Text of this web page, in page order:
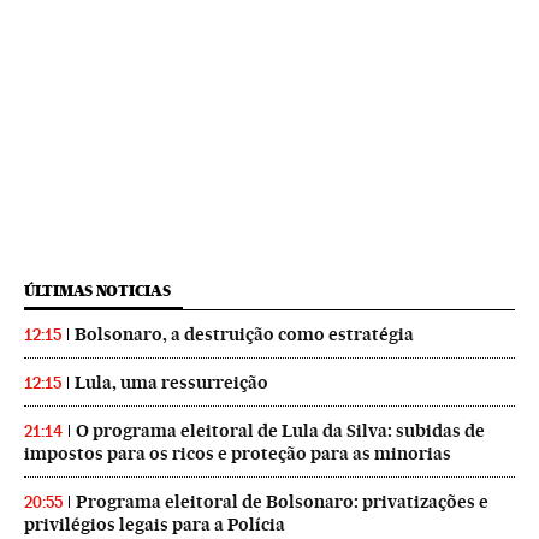
ÚLTIMAS NOTICIAS
12:15 Bolsonaro, a destruição como estratégia
12:15 Lula, uma ressurreição
21:14
O programa eleitoral de Lula da Silva: subidas de
impostos para os ricos e proteção para as minorias
20:55
Programa eleitoral de Bolsonaro: privatizações e
privilégios legais para a Polícia